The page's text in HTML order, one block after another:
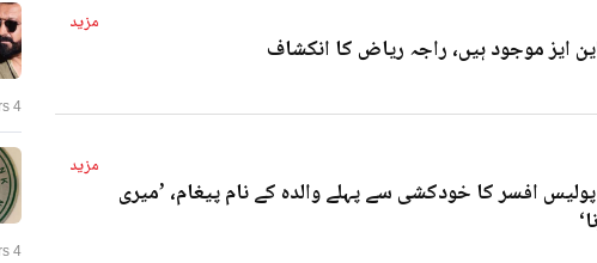
مزید
مزید
افسر کا خودکشی سے پہلے والدہ کے نام پیغام، ’میری
4 years پہلے
4 years پہلے